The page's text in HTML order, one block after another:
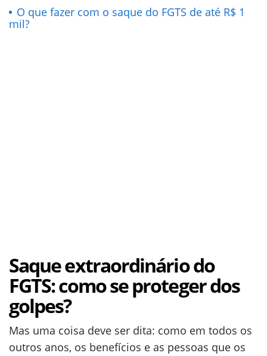
O que fazer com o saque do FGTS de até R$ 1
mil?
Saque extraordinário do
FGTS: como se proteger dos
golpes?
Mas uma coisa deve ser dita: como em todos os
outros anos, os benefícios e as pessoas que os